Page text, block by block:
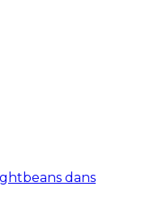
dans